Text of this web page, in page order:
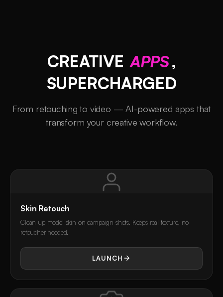
CREATIVE APPS,
SUPERCHARGED
From retouching to video — AI-powered apps that
transform your creative workflow.
Skin Retouch
Clean up model skin on campaign shots. Keeps real texture, no
retoucher needed.
LAUNCH